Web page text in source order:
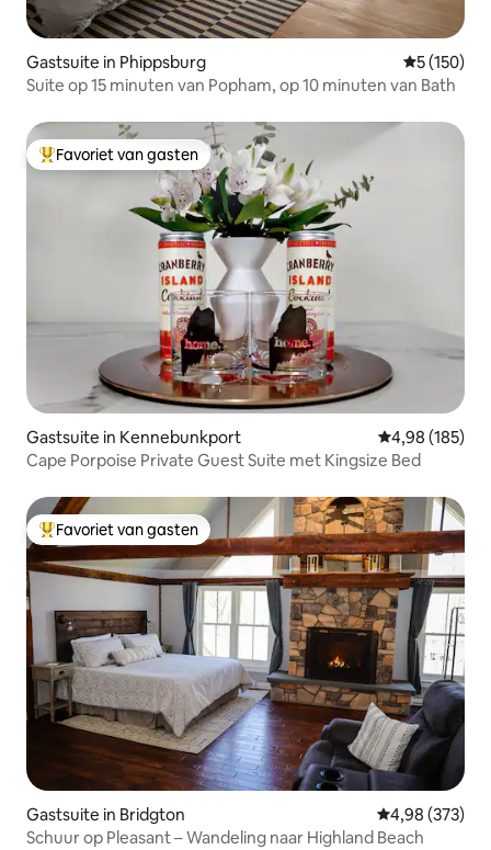
Gastsuite in Phippsburg
5 (150)
Suite op 15 minuten van Popham, op 10 minuten van Bath
Topfavoriet van gasten
Favoriet van gasten
Gastsuite in Kennebunkport Gemiddelde
4,98 (185)
Cape Porpoise Private Guest Suite met Kingsize Bed
Topfavoriet van gasten
Favoriet van gasten
Gastsuite in Bridgton Gemiddelde
4,98 (373)
Schuur op Pleasant – Wandeling naar Highland Beach